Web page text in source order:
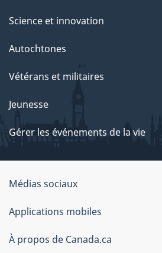
Science et innovation
Autochtones
Vétérans et militaires
Jeunesse
Gérer les événements de la vie
Organisation
du
gouvernement
du
Médias sociaux
Applications mobiles
À propos de Canada.ca